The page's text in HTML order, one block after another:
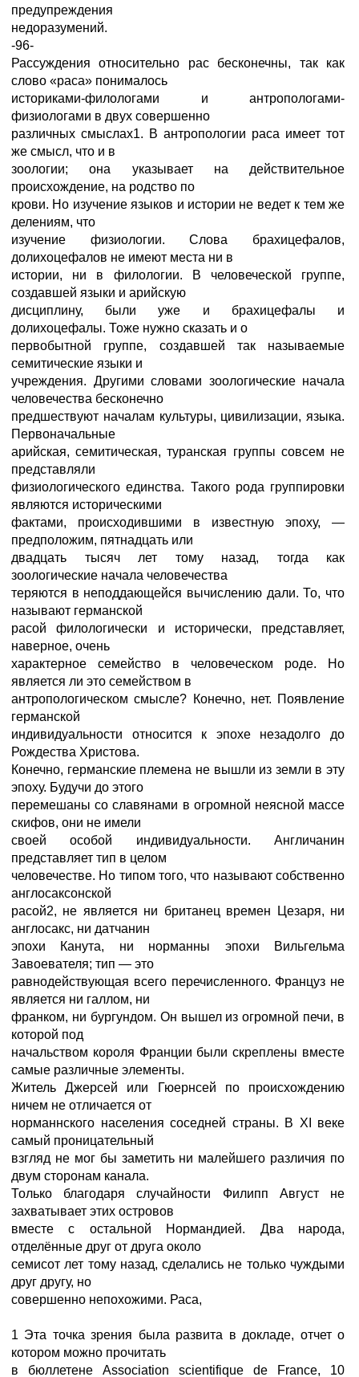
предупреждения
недоразумений.
-96-
Рассуждения относительно рас бесконечны, так как
слово «раса» понималось
историками-филологами и антропологами-
физиологами в двух совершенно
различных смыслах1. В антропологии раса имеет тот
же смысл, что и в
зоологии; она указывает на действительное
происхождение, на родство по
крови. Но изучение языков и истории не ведет к тем же
делениям, что
изучение физиологии. Слова брахицефалов,
долихоцефалов не имеют места ни в
истории, ни в филологии. В человеческой группе,
создавшей языки и арийскую
дисциплину, были уже и брахицефалы и
долихоцефалы. Тоже нужно сказать и о
первобытной группе, создавшей так называемые
семитические языки и
учреждения. Другими словами зоологические начала
человечества бесконечно
предшествуют началам культуры, цивилизации, языка.
Первоначальные
арийская, семитическая, туранская группы совсем не
представляли
физиологического единства. Такого рода группировки
являются историческими
фактами, происходившими в известную эпоху, —
предположим, пятнадцать или
двадцать тысяч лет тому назад, тогда как
зоологические начала человечества
теряются в неподдающейся вычислению дали. То, что
называют германской
расой филологически и исторически, представляет,
наверное, очень
характерное семейство в человеческом роде. Но
является ли это семейством в
антропологическом смысле? Конечно, нет. Появление
германской
индивидуальности относится к эпохе незадолго до
Рождества Христова.
Конечно, германские племена не вышли из земли в эту
эпоху. Будучи до этого
перемешаны со славянами в огромной неясной массе
скифов, они не имели
своей особой индивидуальности. Англичанин
представляет тип в целом
человечестве. Но типом того, что называют собственно
англосаксонской
расой2, не является ни британец времен Цезаря, ни
англосакс, ни датчанин
эпохи Канута, ни норманны эпохи Вильгельма
Завоевателя; тип — это
равнодействующая всего перечисленного. Француз не
является ни галлом, ни
франком, ни бургундом. Он вышел из огромной печи, в
которой под
начальством короля Франции были скреплены вместе
самые различные элементы.
Житель Джерсей или Гюернсей по происхождению
ничем не отличается от
норманнского населения соседней страны. В XI веке
самый проницательный
взгляд не мог бы заметить ни малейшего различия по
двум сторонам канала.
Только благодаря случайности Филипп Август не
захватывает этих островов
вместе с остальной Нормандией. Два народа,
отделённые друг от друга около
семисот лет тому назад, сделались не только чуждыми
друг другу, но
совершенно непохожими. Раса,
1 Эта точка зрения была развита в докладе, отчет о
котором можно прочитать
в бюллетене Association scientifique de France, 10